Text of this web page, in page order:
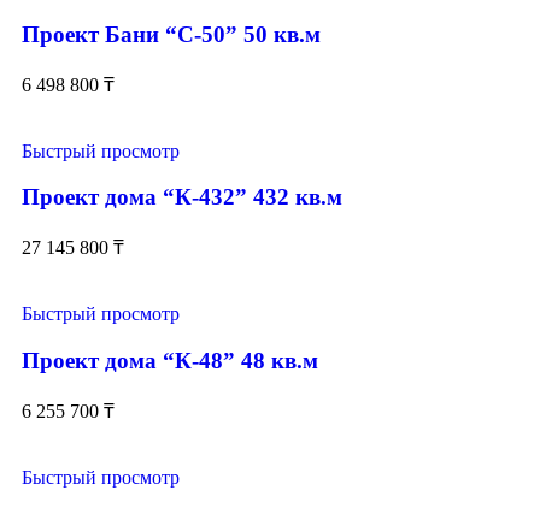
Проект Бани “С-50” 50 кв.м
6 498 800 ₸
Быстрый просмотр
Проект дома “К-432” 432 кв.м
27 145 800 ₸
Быстрый просмотр
Проект дома “К-48” 48 кв.м
6 255 700 ₸
Быстрый просмотр